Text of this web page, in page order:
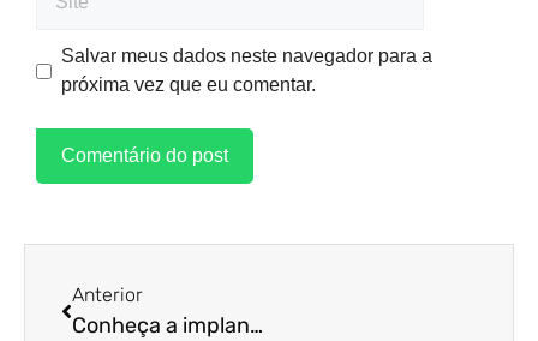
Salvar meus dados neste navegador para a
próxima vez que eu comentar.
Anterior
Conheça a implantação do eSocial Simplificado e garanta otimização dos seus processos!